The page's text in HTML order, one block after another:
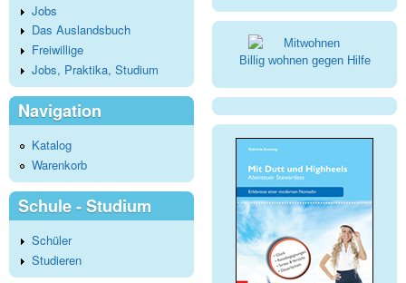
Jobs
Das Auslandsbuch
Freiwillige
Jobs, Praktika, Studium
Navigation
Katalog
Warenkorb
Schule - Studium
Schüler
Studieren
Billig wohnen gegen Hilfe